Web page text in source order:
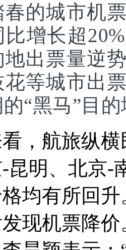
春的城市机
增长超
出票量逆
等城市出
“黑马”目
，航旅纵
昆明、北京-
均有所回
现机票降